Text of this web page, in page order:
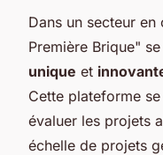
Dans un secteur
Première Brique"
unique et
Cette plateforme
évaluer les projets
échelle de projets